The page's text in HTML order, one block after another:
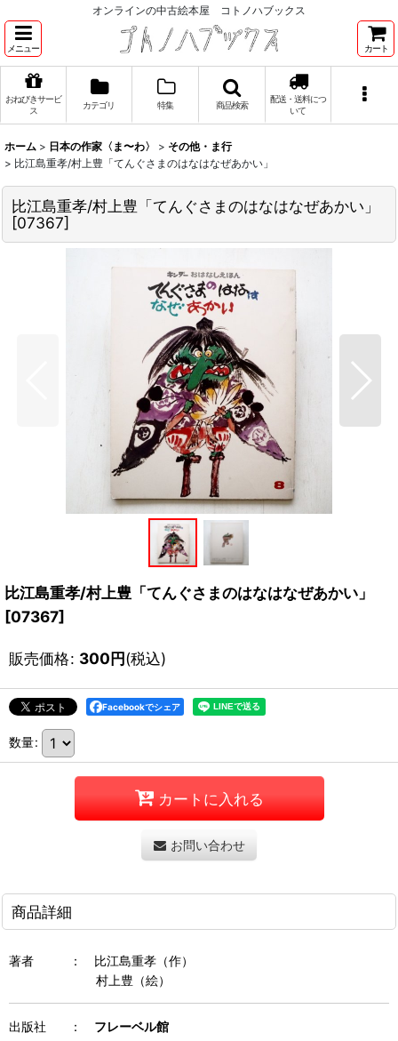
オンラインの中古絵本屋 コトノハブックス
メニュー カート
おねびきサービ
ス
カテゴリ 特集 商品検索
配送・送料につ
いて
ホーム > 日本の作家〈ま〜わ〉 > その他・ま行
> 比江島重孝/村上豊「てんぐさまのはなはなぜあかい」
比江島重孝/村上豊「てんぐさまのはなはなぜあかい」
[07367]
比江島重孝/村上豊「てんぐさまのはなはなぜあかい」
[07367]
販売価格: 300円(税込)
Facebookでシェア
数量:
カートに入れる
お問い合わせ
商品詳細
著者 ：
比江島重孝（作）
村上豊（絵）
出版社 ： フレーベル館